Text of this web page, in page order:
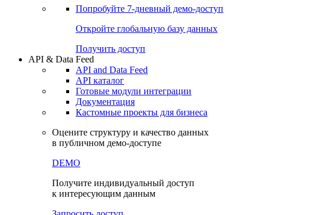
Попробуйте 7-дневный демо-доступ
Откройте глобальную базу данных
Получить доступ
API & Data Feed
API and Data Feed
API каталог
Готовые модули интеграции
Документация
Кастомные проекты для бизнеса
Оцените структуру и качество данных
в публичном демо-доступе
DEMO
Получите индивидуальный доступ
к интересующим данным